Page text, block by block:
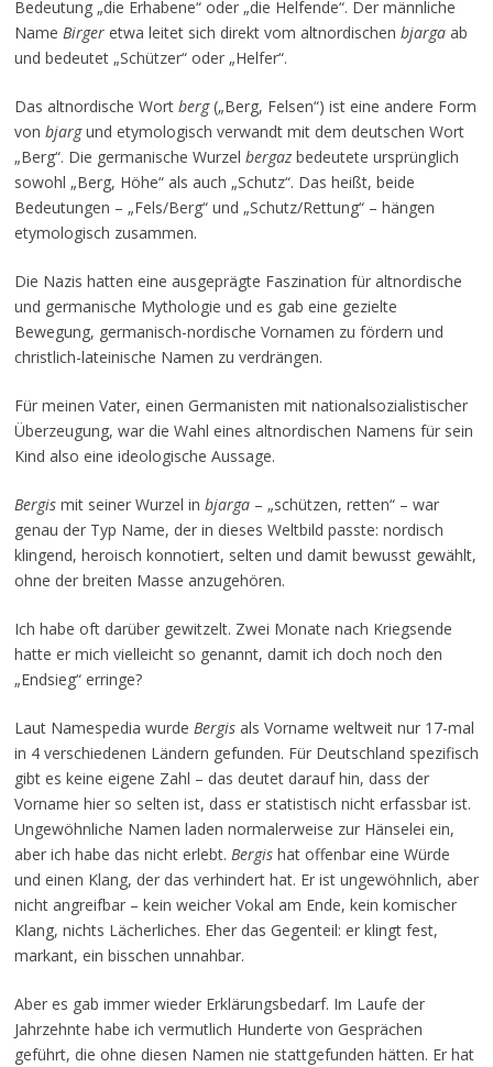
Bedeutung „die Erhabene“ oder „die Helfende“. Der männliche
Name Birgeretwa leitet sich direkt vom altnordischen bjargaab
und bedeutet „Schützer“ oder „Helfer“.
Das altnordische Wort berg(„Berg, Felsen“) ist eine andere Form
von bjargund etymologisch verwandt mit dem deutschen Wort
„Berg“. Die germanische Wurzel bergazbedeutete ursprünglich
sowohl „Berg, Höhe“ als auch „Schutz“. Das heißt, beide
Bedeutungen – „Fels/Berg“ und „Schutz/Rettung“ – hängen
etymologisch zusammen.
Die Nazis hatten eine ausgeprägte Faszination für altnordische
und germanische Mythologie und es gab eine gezielte
Bewegung, germanisch-nordische Vornamen zu fördern und
christlich-lateinische Namen zu verdrängen.
Für meinen Vater, einen Germanisten mit nationalsozialistischer
Überzeugung, war die Wahl eines altnordischen Namens für sein
Kind also eine ideologische Aussage.
Bergismit seiner Wurzel in bjarga– „schützen, retten“ – war
genau der Typ Name, der in dieses Weltbild passte: nordisch
klingend, heroisch konnotiert, selten und damit bewusst gewählt,
ohne der breiten Masse anzugehören.
Ich habe oft darüber gewitzelt. Zwei Monate nach Kriegsende
hatte er mich vielleicht so genannt, damit ich doch noch den
„Endsieg“ erringe?
Laut Namespedia wurde Bergisals Vorname weltweit nur 17-mal
in 4 verschiedenen Ländern gefunden. Für Deutschland spezifisch
gibt es keine eigene Zahl – das deutet darauf hin, dass der
Vorname hier so selten ist, dass er statistisch nicht erfassbar ist.
Ungewöhnliche Namen laden normalerweise zur Hänselei ein,
aber ich habe das nicht erlebt. Bergishat offenbar eine Würde
und einen Klang, der das verhindert hat. Er ist ungewöhnlich, aber
nicht angreifbar – kein weicher Vokal am Ende, kein komischer
Klang, nichts Lächerliches. Eher das Gegenteil: er klingt fest,
markant, ein bisschen unnahbar.
Aber es gab immer wieder Erklärungsbedarf. Im Laufe der
Jahrzehnte habe ich vermutlich Hunderte von Gesprächen
geführt, die ohne diesen Namen nie stattgefunden hätten. Er hat